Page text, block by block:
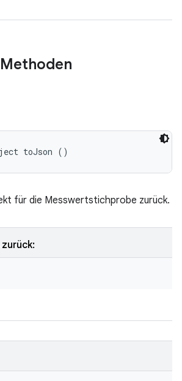
toJson ()
für die Messwertstichprobe zurück.